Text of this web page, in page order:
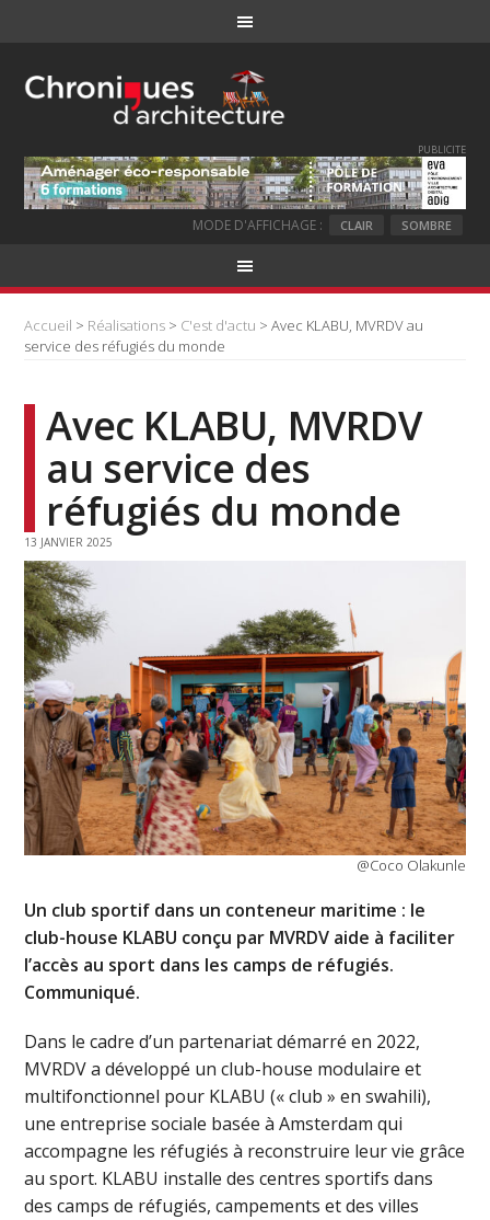
PUBLICITE
MODE D'AFFICHAGE : CLAIR SOMBRE
Accueil > Réalisations > C'est d'actu > Avec KLABU, MVRDV au
service des réfugiés du monde
Avec KLABU, MVRDV
au service des
réfugiés du monde
13 JANVIER 2025
@Coco Olakunle
Un club sportif dans un conteneur maritime : le
club-house KLABU conçu par MVRDV aide à faciliter
l’accès au sport dans les camps de réfugiés.
Communiqué.
Dans le cadre d’un partenariat démarré en 2022,
MVRDV a développé un club-house modulaire et
multifonctionnel pour KLABU (« club » en swahili),
une entreprise sociale basée à Amsterdam qui
accompagne les réfugiés à reconstruire leur vie grâce
au sport. KLABU installe des centres sportifs dans
des camps de réfugiés, campements et des villes